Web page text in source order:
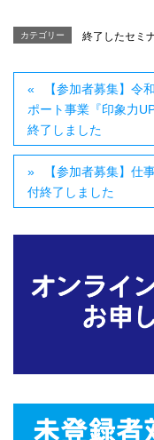
カテゴリー 終了したセミ
【参加者募集】令
ポート事業『印象力
終了しました
【参加者募集】
付終了しました